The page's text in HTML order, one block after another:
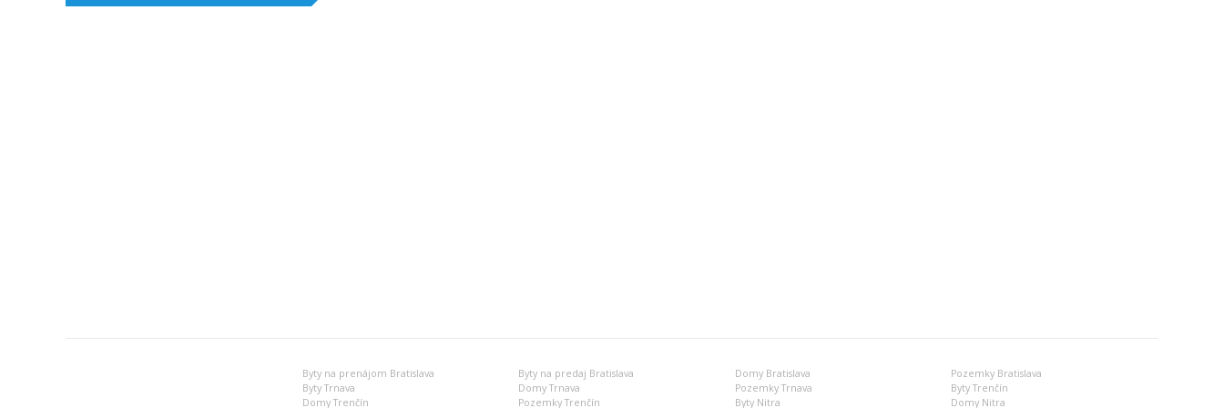
Byty na prenájom Bratislava Byty na predaj Bratislava Domy Bratislava
Pozemky Bratislava
Byty Trnava
Domy Trnava Pozemky Trnava
Byty Trenčín
Domy Trenčín
Pozemky Trenčín Byty Nitra Domy Nitra